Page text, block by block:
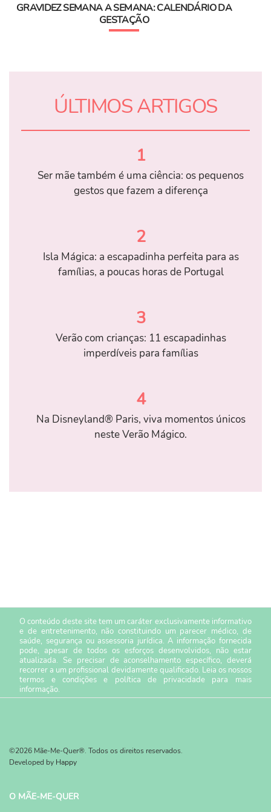
GRAVIDEZ SEMANA A SEMANA: CALENDÁRIO DA
GESTAÇÃO
ÚLTIMOS ARTIGOS
1
Ser mãe também é uma ciência: os pequenos
gestos que fazem a diferença
2
Isla Mágica: a escapadinha perfeita para as
famílias, a poucas horas de Portugal
3
Verão com crianças: 11 escapadinhas
imperdíveis para famílias
4
Na Disneyland® Paris, viva momentos únicos
neste Verão Mágico.
O conteúdo deste site tem um caráter exclusivamente informativo
e de entretenimento, não constituindo um parecer médico, de
saúde, segurança ou assessoria jurídica. A informação fornecida
pode, apesar de todos os esforços desenvolvidos, não estar
atualizada. Se precisar de aconselhamento específico, deverá
recorrer a um profissional devidamente qualificado. Leia os nossos
termos e condiçõese política de privacidade para mais
informação.
©2026 Mãe-Me-Quer®. Todos os direitos reservados.
Developed by Happy
O MÃE-ME-QUER